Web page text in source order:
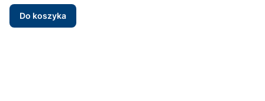
Do koszyka